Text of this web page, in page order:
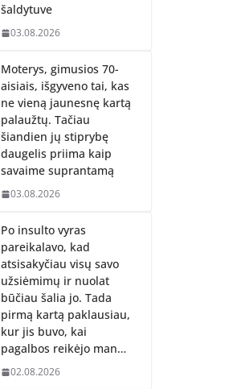
šaldytuve
03.08.2026
Moterys, gimusios 70-
aisiais, išgyveno tai, kas
ne vieną jaunesnę kartą
palaužtų. Tačiau
šiandien jų stiprybę
daugelis priima kaip
savaime suprantamą
03.08.2026
Po insulto vyras
pareikalavo, kad
atsisakyčiau visų savo
užsiėmimų ir nuolat
būčiau šalia jo. Tada
pirmą kartą paklausiau,
kur jis buvo, kai
pagalbos reikėjo man…
02.08.2026